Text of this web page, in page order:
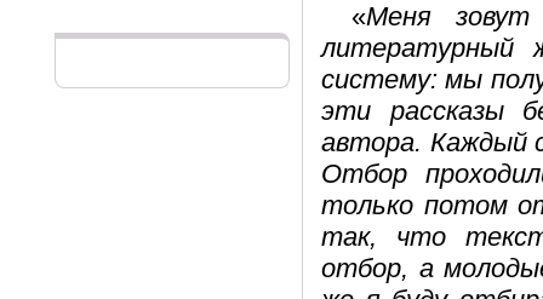
«Меня
литературный
систему: мы
эти рассказы
автора. Каждый
Отбор
только потом
так, что
отбор, а